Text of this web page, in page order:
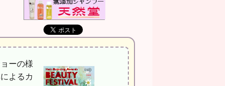
ーの様
よるカ